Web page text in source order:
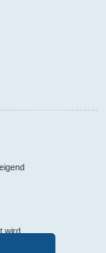
wird.